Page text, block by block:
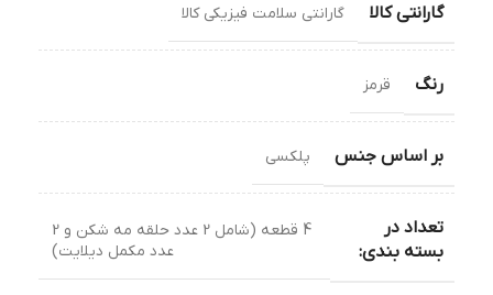
گارانتی کالا گارانتی سلامت فیزیکی کالا
رنگ قرمز
بر اساس جنس پلکسی
تعداد در
بسته بندی:
4 قطعه (شامل 2 عدد حلقه مه شکن و 2
عدد مکمل دیلایت)